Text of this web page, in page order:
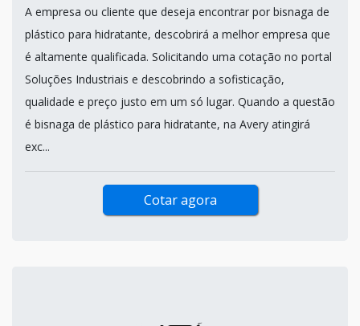
A empresa ou cliente que deseja encontrar por bisnaga de
plástico para hidratante, descobrirá a melhor empresa que
é altamente qualificada. Solicitando uma cotação no portal
Soluções Industriais e descobrindo a sofisticação,
qualidade e preço justo em um só lugar. Quando a questão
é bisnaga de plástico para hidratante, na Avery atingirá
exc...
Cotar agora